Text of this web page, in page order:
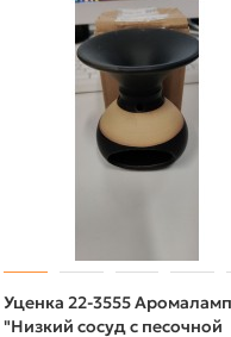
Уценка 22-3555
"Низкий сосуд с песочной